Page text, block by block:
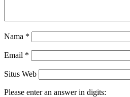
Nama *
Email *
Situs Web
Please enter an answer in digits: